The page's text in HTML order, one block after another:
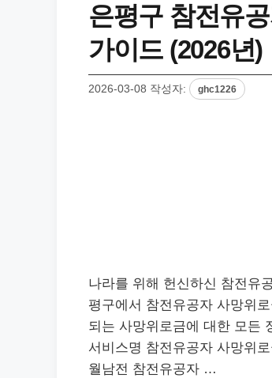
은평구 참전유
가이드 (2026년)
2026-03-08 작성자: ghc1226
나라를 위해 헌신하신 참전유
평구에서 참전유공자 사망위
되는 사망위로금에 대한 모든
서비스명 참전유공자 사망위
월남전 참전유공자 …